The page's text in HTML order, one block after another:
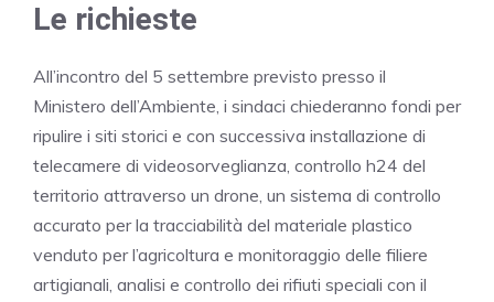
Le richieste
All’incontro del 5 settembre previsto presso il
Ministero dell’Ambiente, i sindaci chiederanno fondi per
ripulire i siti storici e con successiva installazione di
telecamere di videosorveglianza, controllo h24 del
territorio attraverso un drone, un sistema di controllo
accurato per la tracciabilità del materiale plastico
venduto per l’agricoltura e monitoraggio delle filiere
artigianali, analisi e controllo dei rifiuti speciali con il